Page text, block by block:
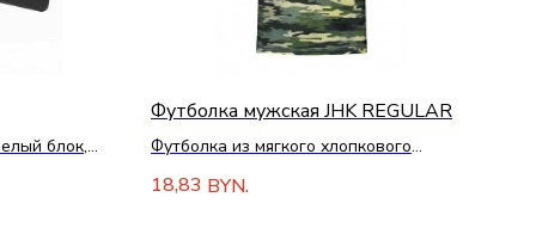
блок,
Футболка мужская JHK REGULAR
Футболка из мягкого хлопкового
18,83 BYN.